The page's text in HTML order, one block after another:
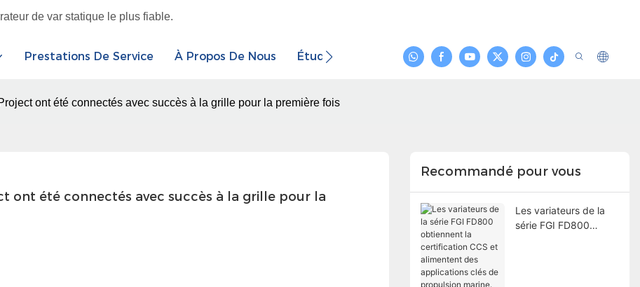
de var statique le plus fiable.
Prestations De Service À Propos De Nous Études De Cas Nouvelles Contacter
ont été connectés avec succès à la grille pour la première fois
ont été connectés avec succès à la grille pour la
Recommandé pour vous
Les variateurs de la
série FGI FD800